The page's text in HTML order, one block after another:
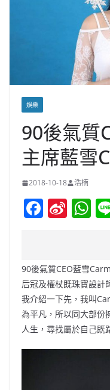
娛樂
90後氣質
主席藍雪
2018-10-18 浩楠
F
e
b
o
o
k
Si
W
ei
b
o
W
s
A
p
p
90後氣質CEO藍雪
后冠及權杖既珠寶設計
我介紹一下先，我叫
為平凡，所以同大部份
人生，尋找屬於自己既